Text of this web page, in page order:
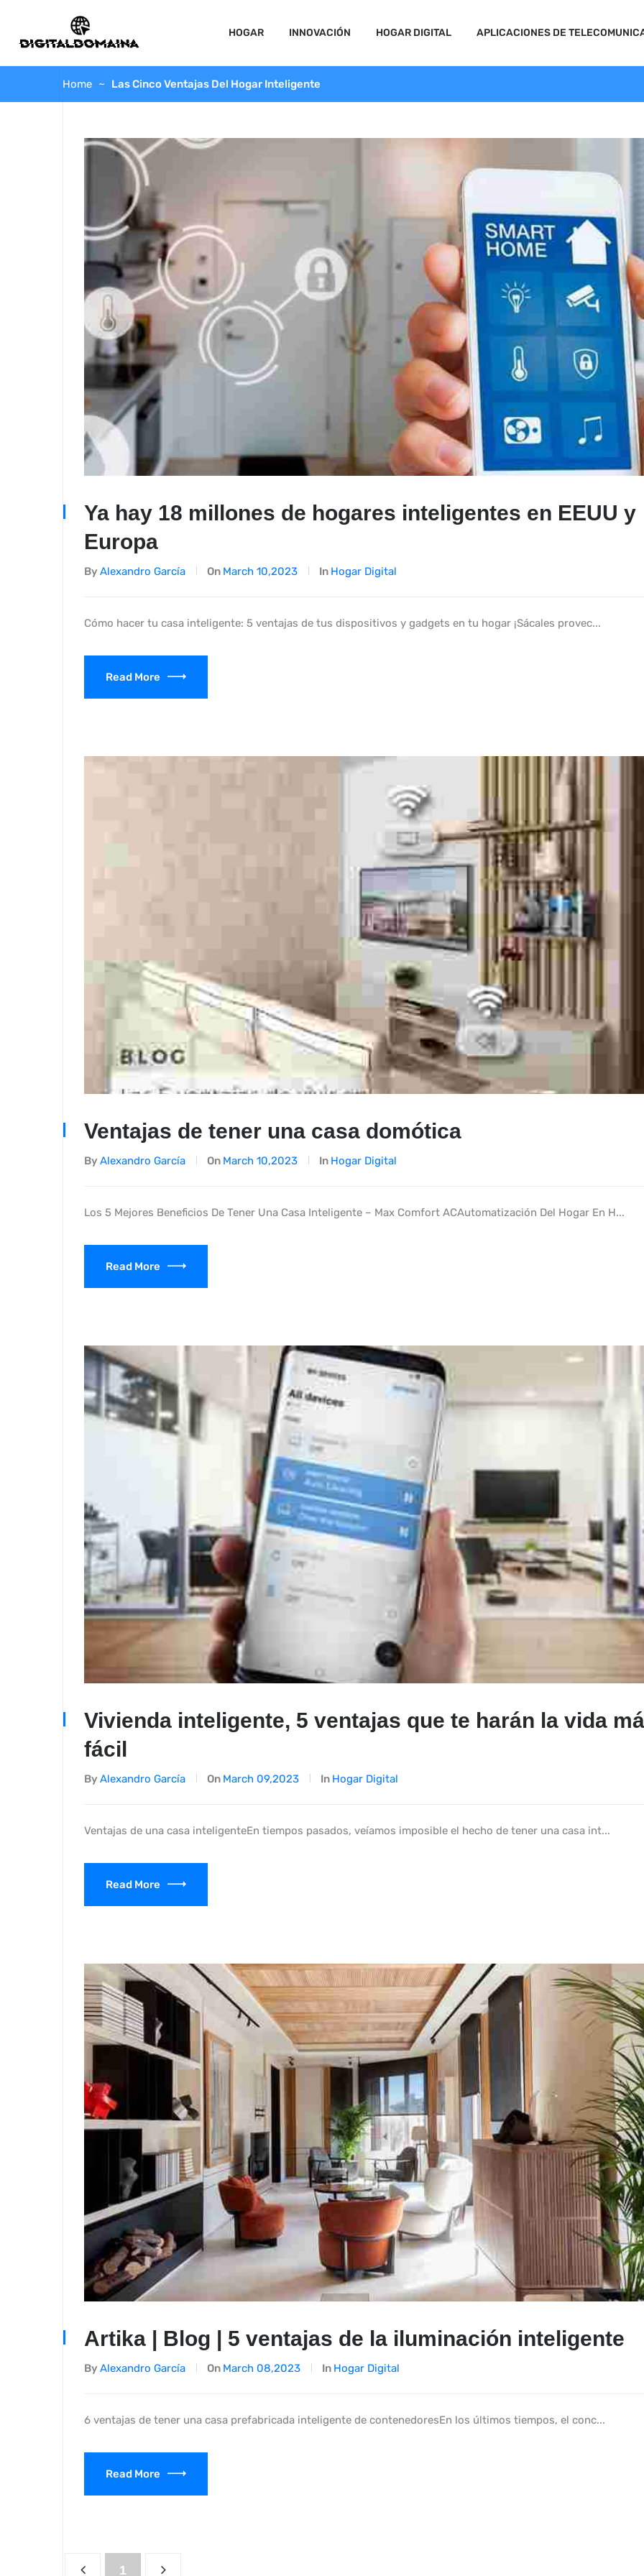
HOGAR INNOVACIÓN HOGAR DIGITAL APLICACIONES DE
Home Las Cinco Ventajas Del Hogar Inteligente
Ya hay 18 millones de hogares inteligentes en EEUU y
Europa
By Alexandro García On March 10,2023 In Hogar Digital
Cómo hacer tu casa inteligente: 5 ventajas de tus dispositivos y gadgets en tu hogar ¡Sácales provec...
Read More
Ventajas de tener una casa domótica
By Alexandro García On March 10,2023 In Hogar Digital
Los 5 Mejores Beneficios De Tener Una Casa Inteligente – Max Comfort ACAutomatización Del Hogar En H...
Read More
Vivienda inteligente, 5 ventajas que te harán la vida
fácil
By Alexandro García On March 09,2023 In Hogar Digital
Ventajas de una casa inteligenteEn tiempos pasados, veíamos imposible el hecho de tener una casa int...
Read More
Artika | Blog | 5 ventajas de la iluminación inteligente
By Alexandro García On March 08,2023 In Hogar Digital
6 ventajas de tener una casa prefabricada inteligente de contenedoresEn los últimos tiempos, el conc...
Read More
1